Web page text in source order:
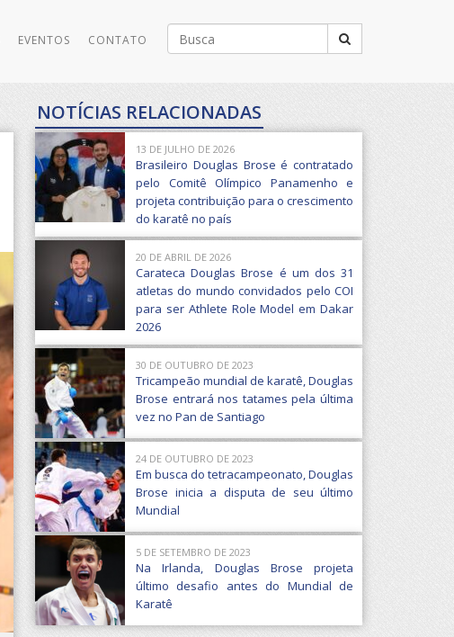
Buscar
por:
EVENTOS CONTATO
NOTÍCIAS RELACIONADAS
13 DE JULHO DE 2026
Brasileiro Douglas Brose é contratado
pelo Comitê Olímpico Panamenho e
projeta contribuição para o crescimento
do karatê no país
20 DE ABRIL DE 2026
Carateca Douglas Brose é um dos 31
atletas do mundo convidados pelo COI
para ser Athlete Role Model em Dakar
2026
30 DE OUTUBRO DE 2023
Tricampeão mundial de karatê, Douglas
Brose entrará nos tatames pela última
vez no Pan de Santiago
24 DE OUTUBRO DE 2023
Em busca do tetracampeonato, Douglas
Brose inicia a disputa de seu último
Mundial
5 DE SETEMBRO DE 2023
Na Irlanda, Douglas Brose projeta
último desafio antes do Mundial de
Karatê